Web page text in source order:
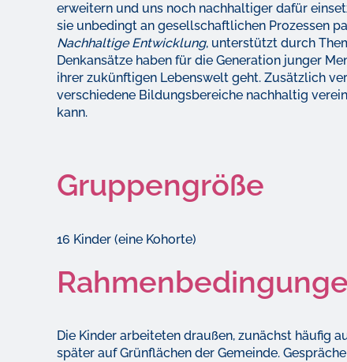
erweitern und uns noch nachhaltiger dafür
sie unbedingt an gesellschaftlichen Prozessen
Nachhaltige Entwicklung, unterstützt durch
Denkansätze haben für die Generation junger
ihrer zukünftigen Lebenswelt geht. Zusätzlich
verschiedene Bildungsbereiche nachhaltig
kann.
Gruppengröße
16 Kinder (eine Kohorte)
Die Kinder arbeiteten draußen, zunächst häufig
später auf Grünflächen der Gemeinde.